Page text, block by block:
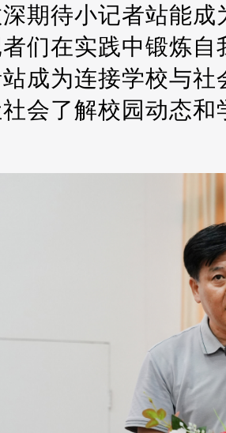
期待小记者站能
们在实践中锻炼
成为连接学校与
会了解校园动态